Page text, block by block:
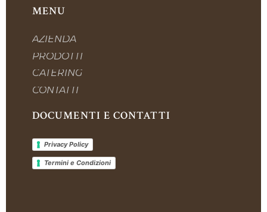
MENU
AZIENDA
PRODOTTI
CATERING
CONTATTI
DOCUMENTI E CONTATTI
Privacy Policy
Termini e Condizioni